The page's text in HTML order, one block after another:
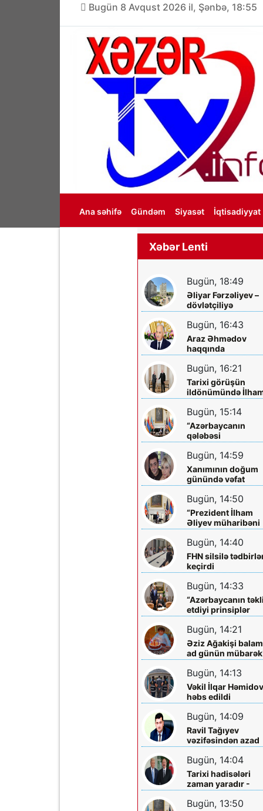
Bugün 8 Avqust 2026 il, Şənbə, 18:55
Ana səhifə Gündəm Siyasət İqtisadiyyat
Xəbər Lenti
Bugün, 18:49
Əliyar Fərzəliyev –
dövlətçiliyə
sədaqəti, Vətən
sevgisi və xeyirxah
əməlləri ilə seçilən
ziyalı
Bugün, 16:43
Araz Əhmədov
haqqında
danışanlara bir
sözüm var: əvvəl
tanıyın, sonra
danışın!
Bugün, 16:21
Tarixi görüşün
ildönümündə
Əliyevə zəng etdi
Bugün, 15:14
“Azərbaycanın
qələbəsi
Ermənistanın
müstəqilliyini
möhkəmlətdi”
Bugün, 14:59
Xanımının doğum
günündə vəfat
edibmiş...
Bugün, 14:50
“Prezident İlham
Əliyev müharibəni
qazandı, həm də
sülhü qazandı!”
Bugün, 14:40
FHN silsilə
keçirdi
Bugün, 14:33
“Azərbaycanın
etdiyi prinsiplər
Qafqazın inkişafına
yeni imkanlar
yaradır”
Bugün, 14:21
Əziz Ağakişi
ad günün
Bugün, 14:13
Vəkil İlqar Həmidov
həbs edildi
Bugün, 14:09
Ravil Tağıyev
vəzifəsindən azad
edildi
Bugün, 14:04
Tarixi hadisələri
zaman yaradır -
Tarixi dönüşləri isə
liderlər!
Bugün, 13:50